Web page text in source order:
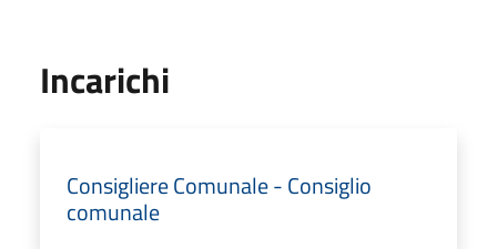
Incarichi
Consigliere Comunale - Consiglio
comunale